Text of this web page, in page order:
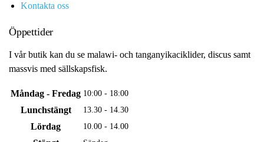
Kontakta oss
Öppettider
I vår butik kan du se malawi- och tanganyikaciklider, discus samt
massvis med sällskapsfisk.
Måndag - Fredag 10:00 - 18:00
Lunchstängt 13.30 - 14.30
Lördag 10.00 - 14.00